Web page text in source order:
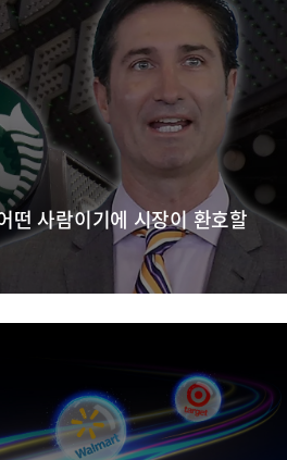
떤 사람이기에 시장이 환호할